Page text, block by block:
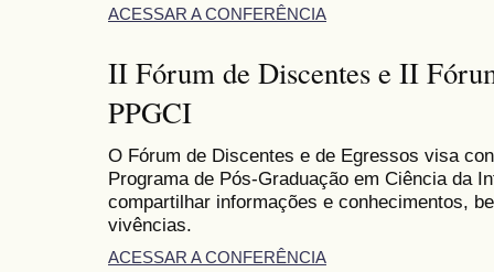
ACESSAR A CONFERÊNCIA
II Fórum de Discentes e II
PPGCI
O Fórum de Discentes e de Egressos visa
Programa de Pós-Graduação em Ciência da
compartilhar informações e conhecimentos,
vivências.
ACESSAR A CONFERÊNCIA